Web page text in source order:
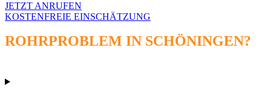
JETZT ANRUFEN
KOSTENFREIE EINSCHÄTZUNG
ROHRPROBLEM IN SCHÖNINGEN?